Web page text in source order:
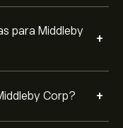
para Middleby
+
Corp? +